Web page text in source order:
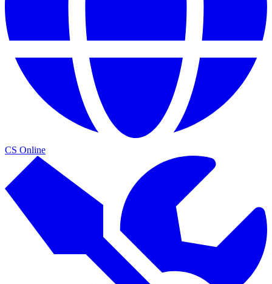
CS Online